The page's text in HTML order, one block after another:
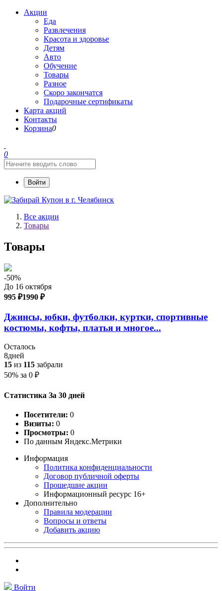
Акции
Еда
Развлечения
Красота и здоровье
Детям
Авто
Обучение
Товары
Разное
Скоро закончатся
Подарочные сертификаты
Карта акций
Контакты
Корзина0
0
Войти
Все акции
Товары
Товары
-50%
До 16 октября
995 ₽1990 ₽
Джинсы, юбки, футболки, куртки, спортивные
костюмы, кофты, платья и многое...
Осталось
8дней
15 из 115 забрали
50% за 0 ₽
Статистика За 30 дней
Посетители: 0
Визиты: 0
Просмотры: 0
По данным Яндекс.Метрики
Информация
Политика конфиденциальности
Договор публичной оферты
Прошедшие акции
Информационный ресурс 16+
Дополнительно
Правила модерации
Вопросы и ответы
Добавить акцию
Войти